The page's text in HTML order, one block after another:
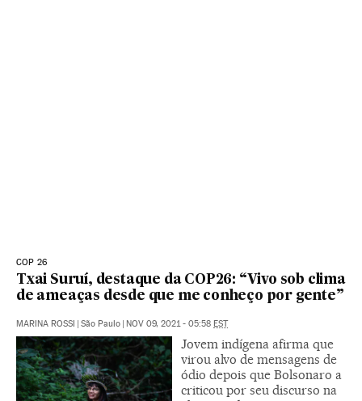
COP 26
Txai Suruí, destaque da COP26: “Vivo sob clima
de ameaças desde que me conheço por gente”
MARINA ROSSI | São Paulo | NOV 09, 2021 - 05:58 EST
Jovem indígena afirma que
virou alvo de mensagens de
ódio depois que Bolsonaro a
criticou por seu discurso na